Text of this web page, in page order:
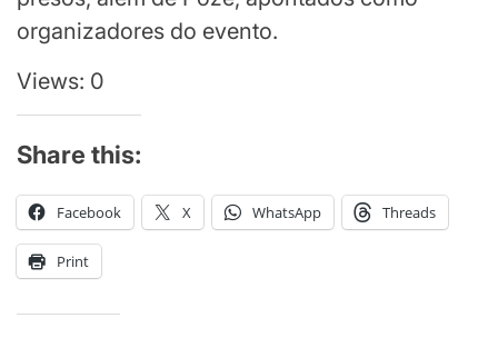
organizadores do evento.
Views: 0
Share this:
Facebook X WhatsApp Threads
Print